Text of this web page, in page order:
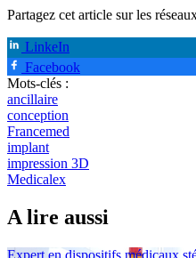
Partagez cet article sur les
LinkeIn
Facebook
Mots-clés :
ancillaire
conception
Francemed
implant
impression 3D
Medicalex
A lire aussi